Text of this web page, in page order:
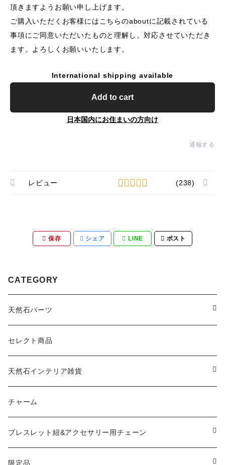
頂きますようお願い申し上げます。
ご購入いただくお客様にはこちらのaboutに記載されている
事項にご同意いただいたものと理解し、対応させていただき
ます。よろしくお願いいたします。
International shipping available
Add to cart
日本国内にお住まいの方向け
通報する
レビュー (238)
保存 シェア LINE ポスト
CATEGORY
天然石パーツ
天然石
ドゥルージー
ソーラークォーツ
コッパー
アゲート
セレクト商品
天然石インテリア雑貨
天然石スライスコースター
天然石キャンドルホルダー
チャーム
ブレスレット紐&アクセサリー用チェーン
ネックレスチェーン
限定品